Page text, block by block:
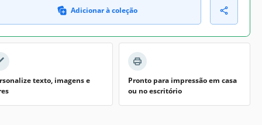
Adicionar à coleção
texto, imagens e
Pronto para impressão em casa
ou no escritório